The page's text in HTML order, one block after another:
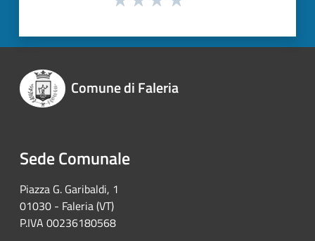
Comune di Faleria
Sede Comunale
Piazza G. Garibaldi, 1
01030 - Faleria (VT)
P.IVA 00236180568